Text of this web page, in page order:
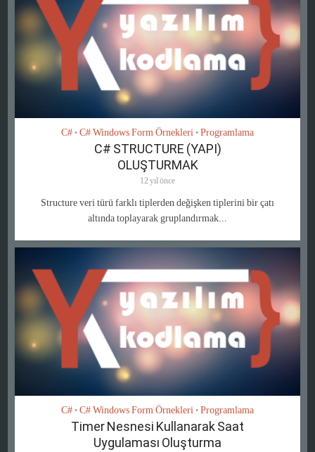
C# • C# Windows Form Örnekleri • Programlama
C# STRUCTURE (YAPI)
OLUŞTURMAK
12 yıl önce
Structure veri türü farklı tiplerden değişken tiplerini bir çatı
altında toplayarak gruplandırmak...
C# • C# Windows Form Örnekleri • Programlama
Timer Nesnesi Kullanarak Saat
Uygulaması Oluşturma